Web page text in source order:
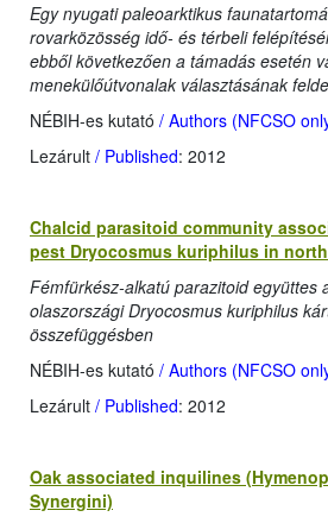
Egy nyugati paleoarktikus
rovarközösség idő- és térbeli
ebből következően a támadás esetén
menekülőútvonalak választásának
NÉBIH-es kutató / Authors (NFCSO
Lezárult / Published: 2012
Chalcid parasitoid community
pest Dryocosmus kuriphilus in
Fémfürkész-alkatú parazitoid együttes
olaszországi Dryocosmus kuriphilus
összefüggésben
NÉBIH-es kutató / Authors (NFCSO
Lezárult / Published: 2012
Oak associated inquilines
Synergini)